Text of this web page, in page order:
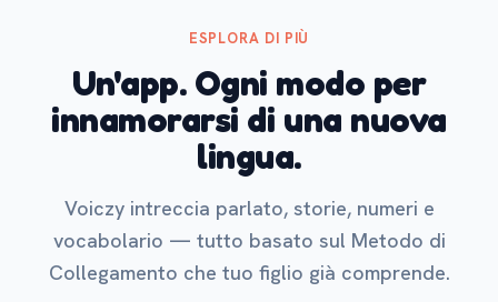
ESPLORA DI PIÙ
Un'app. Ogni modo per
innamorarsi di una nuova
lingua.
Voiczy intreccia parlato, storie, numeri e
vocabolario — tutto basato sul Metodo di
Collegamento che tuo figlio già comprende.